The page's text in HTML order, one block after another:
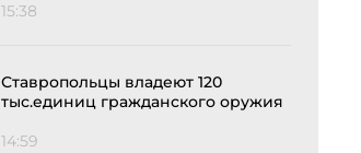
15:38
Ставропольцы владеют 120
тыс.единиц гражданского оружия
14:59